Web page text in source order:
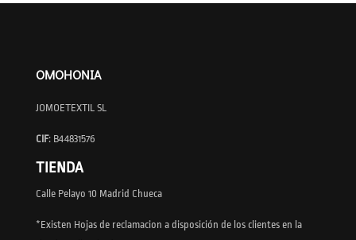
OMOHONIA
JOMOETEXTIL SL
CIF: B44831576
TIENDA
Calle Pelayo 10 Madrid Chueca
*Existen Hojas de reclamacion a disposición de los clientes en la